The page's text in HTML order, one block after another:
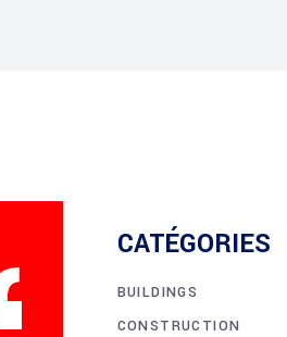
CATÉGORIES
BUILDINGS
CONSTRUCTION